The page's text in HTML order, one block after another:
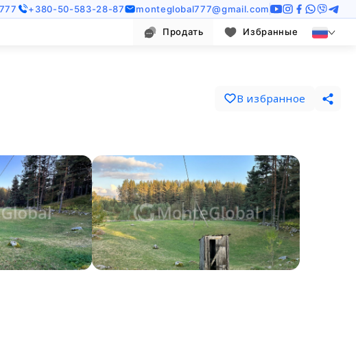
+380-50-583-28-87 monteglobal777@gmail.com
Продать Избранные
В избранное